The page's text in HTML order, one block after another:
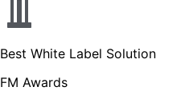
Best White Label Solution
FM Awards